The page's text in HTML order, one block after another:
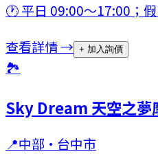
🕐平日 09:00～17:00；
查看詳情 → + 加入詢價
🏞
Sky Dream 天空之夢
📍中部 · 台中市